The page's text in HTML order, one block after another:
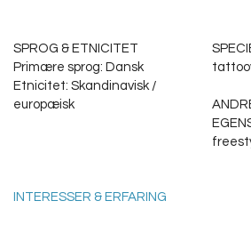
SPROG & ETNICITET
Primære sprog: Dansk
Etnicitet: Skandinavisk /
europæisk
INTERESSER & ERFARING